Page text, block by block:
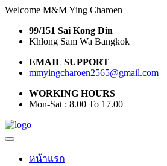
Welcome M&M Ying Charoen
99/151 Sai Kong Din
Khlong Sam Wa Bangkok
EMAIL SUPPORT
mmyingcharoen2565@gmail.com
WORKING HOURS
Mon-Sat : 8.00 To 17.00
หน้าแรก